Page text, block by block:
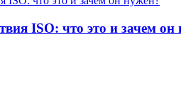
ISO: что это и зачем он